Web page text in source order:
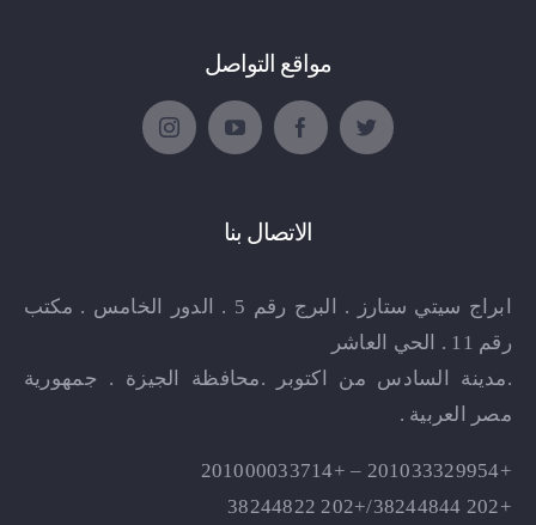
مواقع التواصل
الاتصال بنا
ابراج سيتي ستارز . البرج رقم 5 . الدور الخامس . مكتب
رقم 11 . الحي العاشر
.مدينة السادس من اكتوبر .محافظة الجيزة . جمهورية
مصر العربية .
+201033329954 – +201000033714
+202 38244844/+202 38244822